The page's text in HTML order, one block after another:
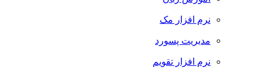
نرم افزار مک
مدیریت پسورد
نرم افزار تقویم